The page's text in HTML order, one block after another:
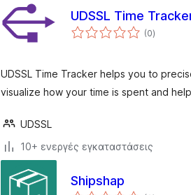
UDSSL Time
(0σύνολο
)
UDSSL Time Tracker helps you to
visualize how your time is spent and
UDSSL
10+ ενεργές εγκαταστάσεις
Shipshap